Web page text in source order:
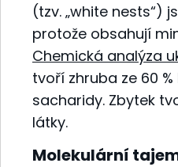
(tzv. „white nests“)
protože obsahují
Chemická analýza
tvoří zhruba ze 60
sacharidy. Zbytek
látky.
Molekulární